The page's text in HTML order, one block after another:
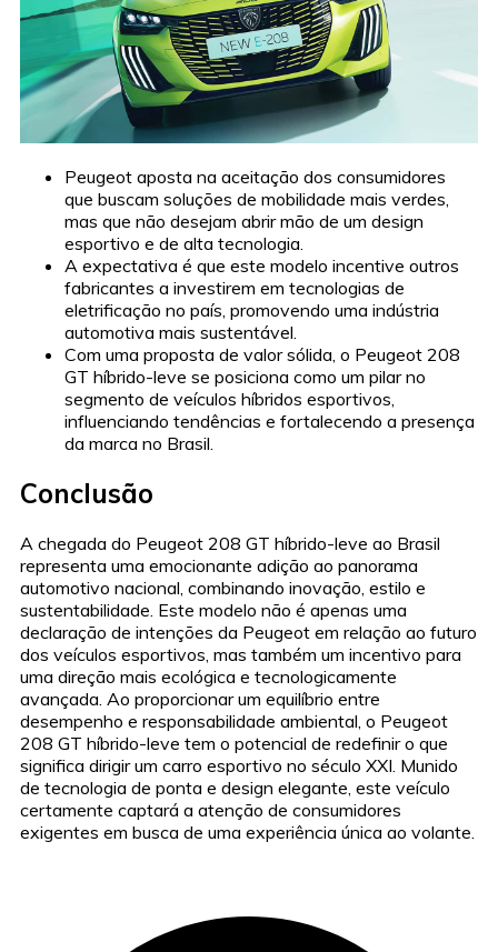
Peugeot aposta na aceitação dos consumidores
que buscam soluções de mobilidade mais verdes,
mas que não desejam abrir mão de um design
esportivo e de alta tecnologia.
A expectativa é que este modelo incentive outros
fabricantes a investirem em tecnologias de
eletrificação no país, promovendo uma indústria
automotiva mais sustentável.
Com uma proposta de valor sólida, o Peugeot 208
GT híbrido-leve se posiciona como um pilar no
segmento de veículos híbridos esportivos,
influenciando tendências e fortalecendo a presença
da marca no Brasil.
Conclusão
A chegada do Peugeot 208 GT híbrido-leve ao Brasil
representa uma emocionante adição ao panorama
automotivo nacional, combinando inovação, estilo e
sustentabilidade. Este modelo não é apenas uma
declaração de intenções da Peugeot em relação ao futuro
dos veículos esportivos, mas também um incentivo para
uma direção mais ecológica e tecnologicamente
avançada. Ao proporcionar um equilíbrio entre
desempenho e responsabilidade ambiental, o Peugeot
208 GT híbrido-leve tem o potencial de redefinir o que
significa dirigir um carro esportivo no século XXI. Munido
de tecnologia de ponta e design elegante, este veículo
certamente captará a atenção de consumidores
exigentes em busca de uma experiência única ao volante.